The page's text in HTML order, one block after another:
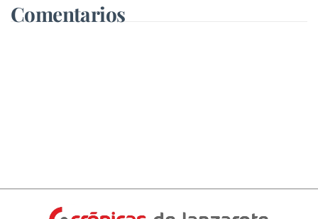
Comentarios